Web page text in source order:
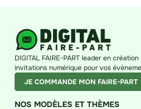
DIGITAL FAIRE-PART leader en
invitations numérique pour vos
JE COMMANDE MON FAIRE-PART
NOS MODÈLES ET THÈMES